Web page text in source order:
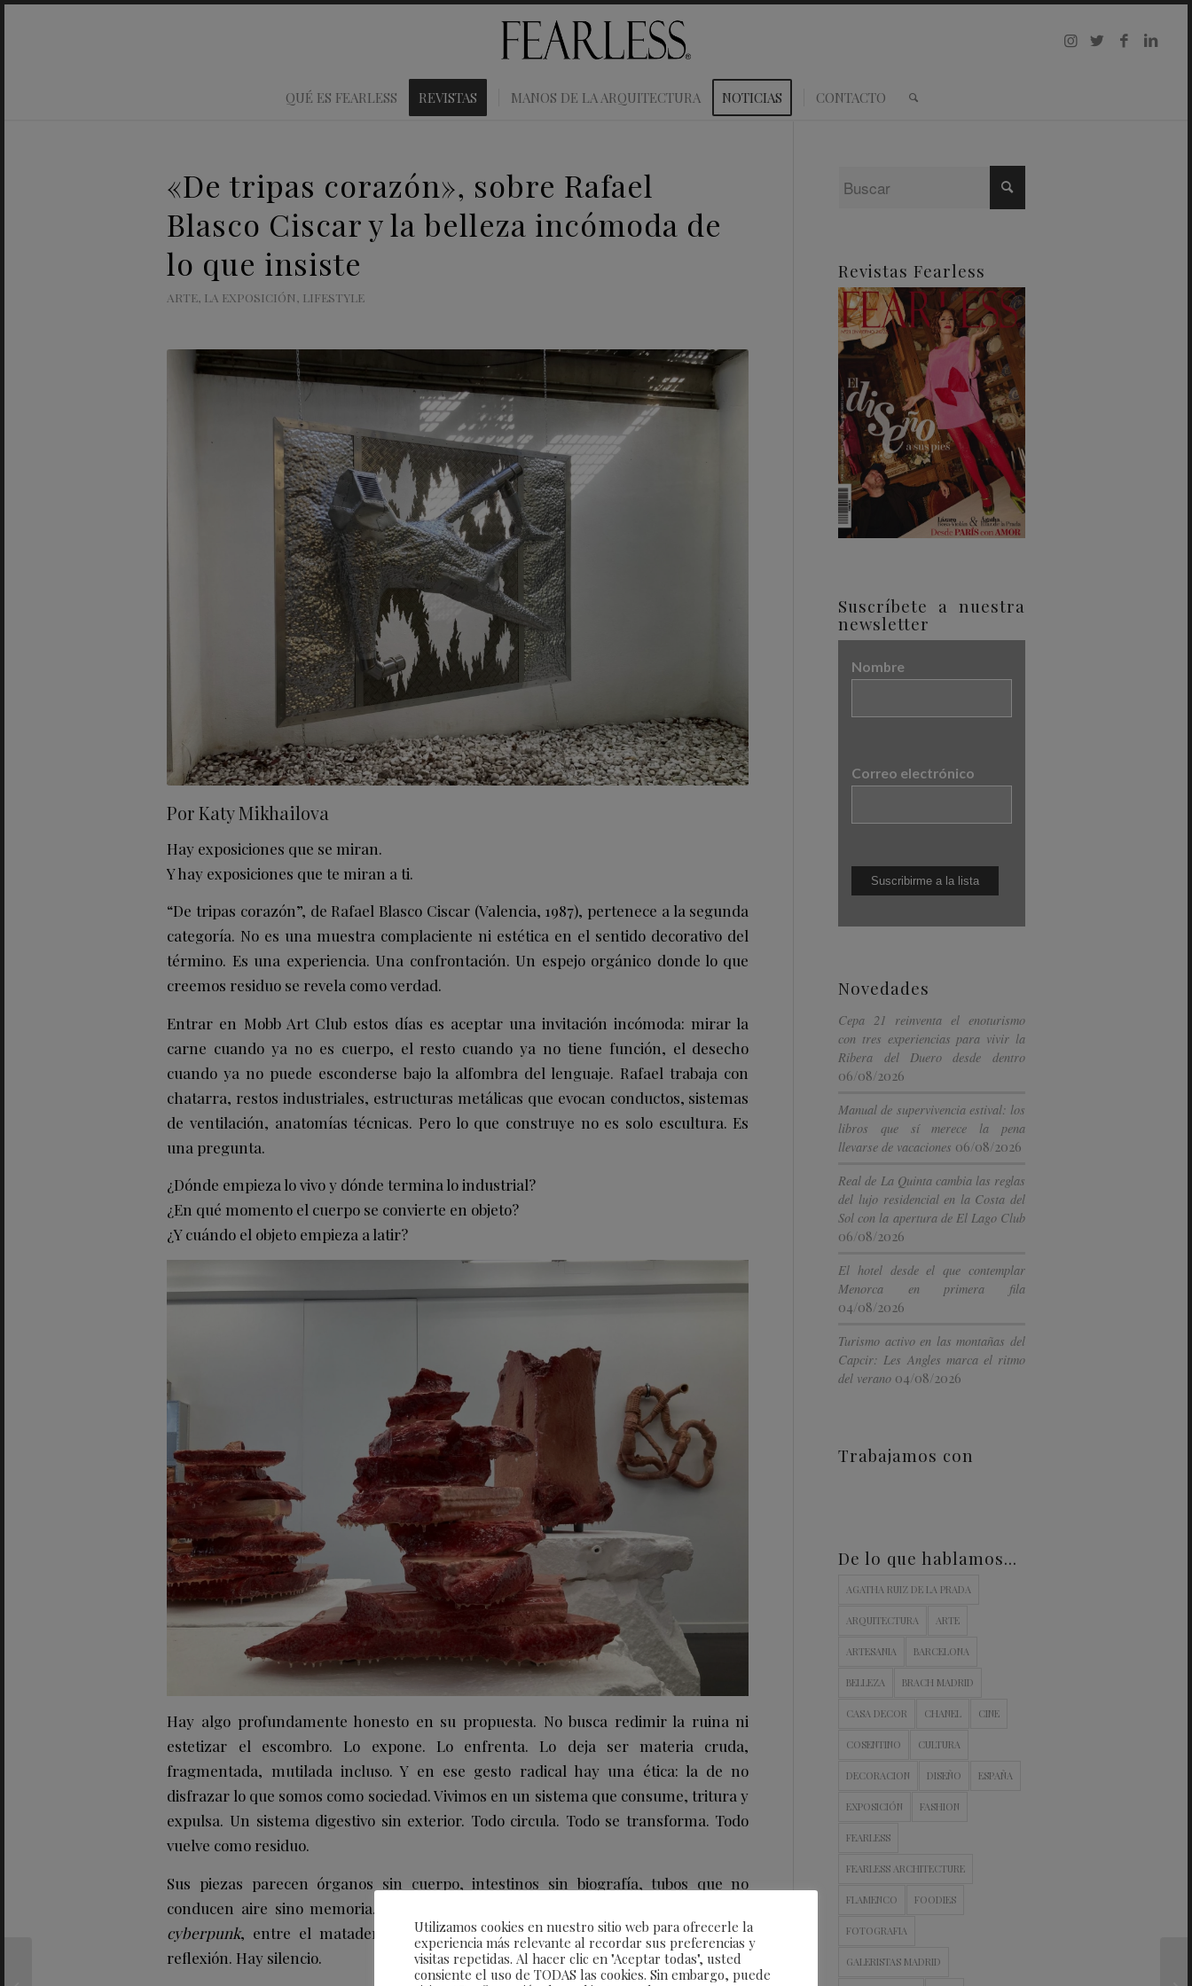
QUÉ ES FEARLESS REVISTAS MANOS DE LA ARQUITECTURA NOTICIAS CONTACTO
«De tripas corazón», sobre Rafael
Blasco Ciscar y la belleza incómoda de
lo que insiste
ARTE, LA EXPOSICIÓN, LIFESTYLE
Por Katy Mikhailova
Hay exposiciones que se miran.
Y hay exposiciones que te miran a ti.
“De tripas corazón”, de Rafael Blasco Ciscar (Valencia, 1987), pertenece a la segunda
categoría. No es una muestra complaciente ni estética en el sentido decorativo del
término. Es una experiencia. Una confrontación. Un espejo orgánico donde lo que
creemos residuo se revela como verdad.
Entrar en Mobb Art Club estos días es aceptar una invitación incómoda: mirar la
carne cuando ya no es cuerpo, el resto cuando ya no tiene función, el desecho
cuando ya no puede esconderse bajo la alfombra del lenguaje. Rafael trabaja con
chatarra, restos industriales, estructuras metálicas que evocan conductos, sistemas
de ventilación, anatomías técnicas. Pero lo que construye no es solo escultura. Es
una pregunta.
¿Dónde empieza lo vivo y dónde termina lo industrial?
¿En qué momento el cuerpo se convierte en objeto?
¿Y cuándo el objeto empieza a latir?
Hay algo profundamente honesto en su propuesta. No busca redimir la ruina ni
estetizar el escombro. Lo expone. Lo enfrenta. Lo deja ser materia cruda,
fragmentada, mutilada incluso. Y en ese gesto radical hay una ética: la de no
disfrazar lo que somos como sociedad. Vivimos en un sistema que consume, tritura y
expulsa. Un sistema digestivo sin exterior. Todo circula. Todo se transforma. Todo
vuelve como residuo.
Sus piezas parecen órganos sin cuerpo, intestinos sin biografía, tubos que no
conducen aire sino memoria. Son arquitecturas mutantes, entre lo orgánico y lo
cyberpunk, entre el matadero y la fábrica. Y sin embargo, no hay morbo. Hay
reflexión. Hay silencio.
Revistas Fearless
Suscríbete a nuestra
newsletter
Nombre
Correo electrónico
Novedades
Cepa 21 reinventa el enoturismo
con tres experiencias para vivir la
Ribera del Duero desde dentro
06/08/2026
Manual de supervivencia estival: los
libros que sí merece la pena
llevarse de vacaciones 06/08/2026
Real de La Quinta cambia las reglas
del lujo residencial en la Costa del
Sol con la apertura de El Lago Club
06/08/2026
El hotel desde el que contemplar
Menorca en primera fila
04/08/2026
Turismo activo en las montañas del
Capcir: Les Angles marca el ritmo
del verano 04/08/2026
Trabajamos con
De lo que hablamos…
AGATHA RUIZ DE LA PRADA
ARQUITECTURA ARTE
ARTESANIA BARCELONA
BELLEZA BRACH MADRID
CASA DECOR CHANEL CINE
COSENTINO CULTURA
DECORACION DISEÑO ESPAÑA
EXPOSICIÓN FASHION
FEARLESS
FEARLESS ARCHITECTURE
FLAMENCO FOODIES
FOTOGRAFIA
GALERISTAS MADRID
Utilizamos cookies en nuestro sitio web para ofrecerle la
experiencia más relevante al recordar sus preferencias y
visitas repetidas. Al hacer clic en "Aceptar todas", usted
consiente el uso de TODAS las cookies. Sin embargo, puede